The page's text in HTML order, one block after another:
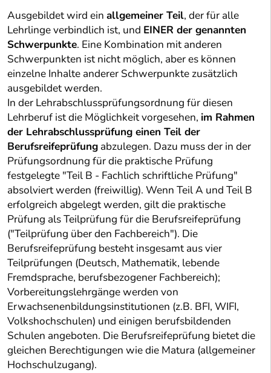
Ausgebildet wird ein allgemeiner Teil, der für alle
Lehrlinge verbindlich ist, und EINER der genannten
Schwerpunkte. Eine Kombination mit anderen
Schwerpunkten ist nicht möglich, aber es können
einzelne Inhalte anderer Schwerpunkte zusätzlich
ausgebildet werden.
In der Lehrabschlussprüfungsordnung für diesen
Lehrberuf ist die Möglichkeit vorgesehen, im Rahmen
der Lehrabschlussprüfung einen Teil der
Berufsreifeprüfung abzulegen. Dazu muss der in der
Prüfungsordnung für die praktische Prüfung
festgelegte "Teil B - Fachlich schriftliche Prüfung"
absolviert werden (freiwillig). Wenn Teil A und Teil B
erfolgreich abgelegt werden, gilt die praktische
Prüfung als Teilprüfung für die Berufsreifeprüfung
("Teilprüfung über den Fachbereich"). Die
Berufsreifeprüfung besteht insgesamt aus vier
Teilprüfungen (Deutsch, Mathematik, lebende
Fremdsprache, berufsbezogener Fachbereich);
Vorbereitungslehrgänge werden von
Erwachsenenbildungsinstitutionen (z.B. BFI, WIFI,
Volkshochschulen) und einigen berufsbildenden
Schulen angeboten. Die Berufsreifeprüfung bietet die
gleichen Berechtigungen wie die Matura (allgemeiner
Hochschulzugang).